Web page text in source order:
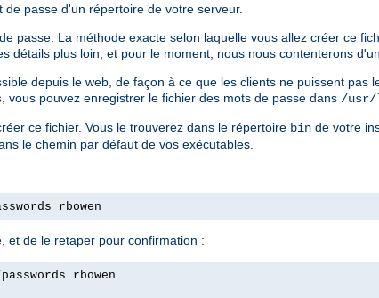
passe d'un répertoire de votre serveur.
passe. La méthode exacte selon laquelle vous allez créer ce
détails plus loin, et pour le moment, nous nous contenterons
depuis le web, de façon à ce que les clients ne puissent pas
, vous pouvez enregistrer le fichier des mots de passe dans /usr/
ce fichier. Vous le trouverez dans le répertoire bin de votre
le chemin par défaut de vos exécutables.
rbowen
et de le retaper pour confirmation :
rbowen